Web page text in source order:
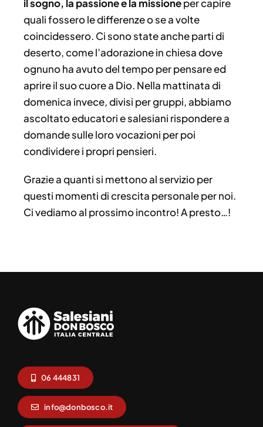
il sogno, la passione e la missioneper capire
quali fossero le differenze o se a volte
coincidessero. Ci sono state anche parti di
deserto, come l’adorazione in chiesa dove
ognuno ha avuto del tempo per pensare ed
aprire il suo cuore a Dio. Nella mattinata di
domenica invece, divisi per gruppi, abbiamo
ascoltato educatori e salesiani rispondere a
domande sulle loro vocazioni per poi
condividere i propri pensieri.
Grazie a quanti si mettono al servizio per
questi momenti di crescita personale per noi.
Ci vediamo al prossimo incontro! A presto…!
06 444831
info@donbosco.it